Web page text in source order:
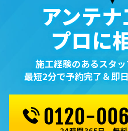
アンテ
プロに
施⼯経験のあるスタッ
最短2分で予約完了＆即